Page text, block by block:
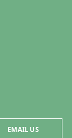
EMAIL US